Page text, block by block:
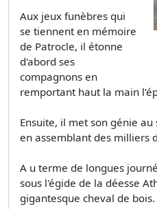
Aux jeux funèbres qui
se tiennent en mémoire
de Patrocle, il étonne
d'abord ses
compagnons en
remportant haut la main
Ensuite, il met son génie
en assemblant des milliers
A u terme de longues
sous l'égide de la déesse
gigantesque cheval de bois.